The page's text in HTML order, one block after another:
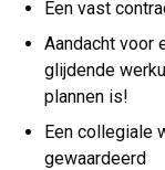
Een vast
Aandacht voor
glijdende
plannen is!
Een collegiale
gewaardeerd